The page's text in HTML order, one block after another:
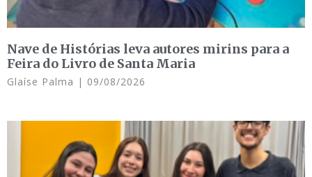
Nave de Histórias leva autores mirins para a
Feira do Livro de Santa Maria
Glaíse Palma 09/08/2026